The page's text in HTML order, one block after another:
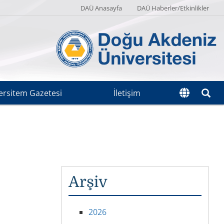
DAÜ Anasayfa DAÜ Haberler/Etkinlikler
Gazetesi İletişim
Arşiv
2026